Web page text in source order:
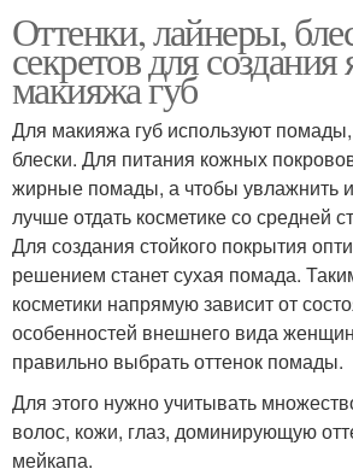
Оттенки, лайнеры,
секретов для создания
макияжа губ
Для макияжа губ используют
блески. Для питания кожных
жирные помады, а чтобы увлажнить
лучше отдать косметике со средней
Для создания стойкого покрытия
решением станет сухая помада.
косметики напрямую зависит от
особенностей внешнего вида
правильно выбрать оттенок помады.
Для этого нужно учитывать
волос, кожи, глаз, доминирующую
мейкапа.